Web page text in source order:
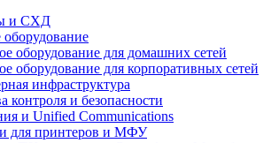
и СХД
оборудование
оборудование для домашних сетей
оборудование для корпоративных сетей
инфраструктура
контроля и безопасности
и Unified Communications
для принтеров и МФУ